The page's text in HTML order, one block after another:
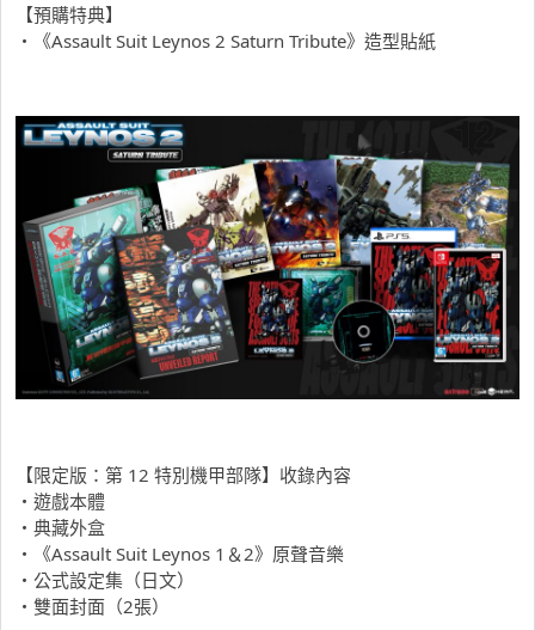
【預購特典】
・《Assault Suit Leynos 2 Saturn Tribute》造型貼紙
【限定版：第 12 特別機甲部隊】收錄內容
・遊戲本體
・典藏外盒
・《Assault Suit Leynos 1＆2》原聲音樂
・公式設定集（日文）
・雙面封面（2張）